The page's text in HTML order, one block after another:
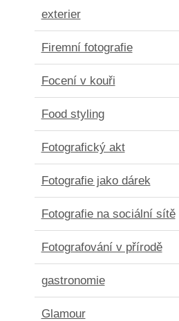
exterier
Firemní fotografie
Focení v kouři
Food styling
Fotografický akt
Fotografie jako dárek
Fotografie na sociální sítě
Fotografování v přírodě
gastronomie
Glamour